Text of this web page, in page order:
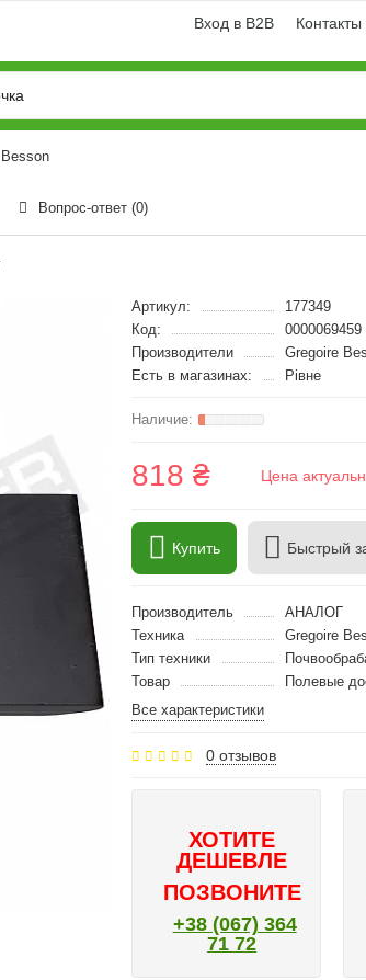
Вход в B2B Контакты
Вопрос-ответ (0)
Артикул:
177349
Код:
0000069459
Производители
Gregoire
Есть в магазинах:
Рівне
818 ₴ Цена
Купить Быстрый
Производитель
АНАЛОГ
Техника
Gregoire
Тип техники
Товар
Полевые
Все характеристики
0 отзывов
ХОТИТЕ
ДЕШЕВЛЕ
ПОЗВОНИТЕ
+38 (067) 364
71 72